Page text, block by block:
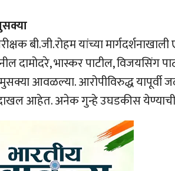
बी.जी.रोहम यांच्या
भास्कर पाटील, विजयसिंग
आवळल्या. आरोपीविरुद्ध यापूर्वी
आहेत. अनेक गुन्हे उघडकीस येण्याची